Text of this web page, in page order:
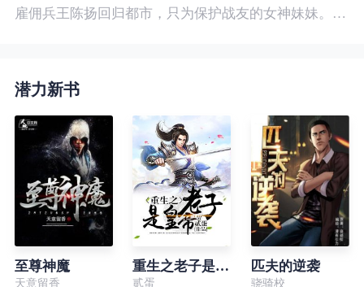
雇佣兵王陈扬回归都市，只为保护战友的女神妹妹。繁华都市里，陈扬如鱼得水，，逍遥自在。
潜力新书
至尊神魔
天意留香
重生之老子是皇帝
贰蛋
匹夫的逆袭
骁骑校